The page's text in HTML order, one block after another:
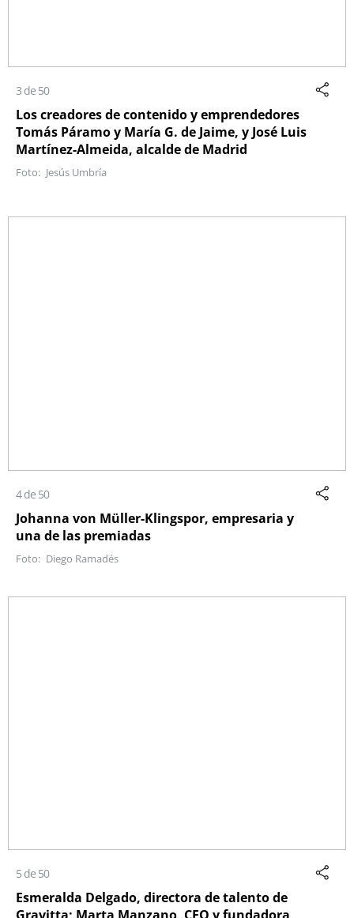
3 de 50
Los creadores de contenido y emprendedores
Tomás Páramo y María G. de Jaime, y José Luis
Martínez-Almeida, alcalde de Madrid
Jesús Umbría
4 de 50
Johanna von Müller-Klingspor, empresaria y
una de las premiadas
Diego Ramadés
5 de 50
Esmeralda Delgado, directora de talento de